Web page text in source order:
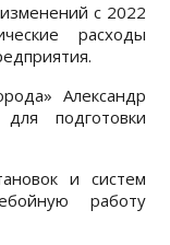
с 2022
расходы
Александр
подготовки
и систем
работу